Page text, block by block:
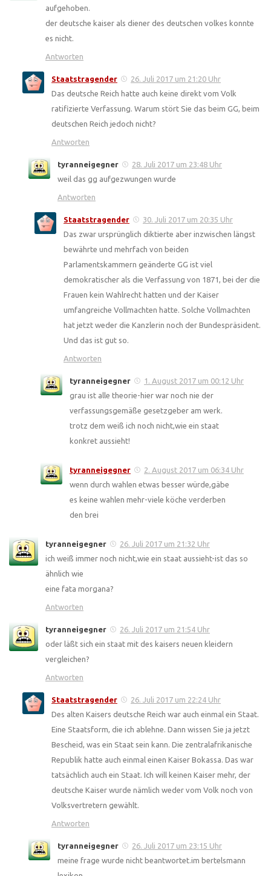
aufgehoben.
der deutsche kaiser als diener des deutschen volkes konnte
es nicht.
Antworten
Staatstragender
26. Juli 2017 um 21:20 Uhr
Das deutsche Reich hatte auch keine direkt vom Volk
ratifizierte Verfassung. Warum stört Sie das beim GG, beim
deutschen Reich jedoch nicht?
Antworten
tyranneigegner
28. Juli 2017 um 23:48 Uhr
weil das gg aufgezwungen wurde
Antworten
Staatstragender
30. Juli 2017 um 20:35 Uhr
Das zwar ursprünglich diktierte aber inzwischen längst
bewährte und mehrfach von beiden
Parlamentskammern geänderte GG ist viel
demokratischer als die Verfassung von 1871, bei der die
Frauen kein Wahlrecht hatten und der Kaiser
umfangreiche Vollmachten hatte. Solche Vollmachten
hat jetzt weder die Kanzlerin noch der Bundespräsident.
Und das ist gut so.
Antworten
tyranneigegner
1. August 2017 um 00:12 Uhr
grau ist alle theorie-hier war noch nie der
verfassungsgemäße gesetzgeber am werk.
trotz dem weiß ich noch nicht,wie ein staat
konkret aussieht!
tyranneigegner
2. August 2017 um 06:34 Uhr
wenn durch wahlen etwas besser würde,gäbe
es keine wahlen mehr-viele köche verderben
den brei
tyranneigegner
26. Juli 2017 um 21:32 Uhr
ich weiß immer noch nicht,wie ein staat aussieht-ist das so
ähnlich wie
eine fata morgana?
Antworten
tyranneigegner
26. Juli 2017 um 21:54 Uhr
oder läßt sich ein staat mit des kaisers neuen kleidern
vergleichen?
Antworten
Staatstragender
26. Juli 2017 um 22:24 Uhr
Des alten Kaisers deutsche Reich war auch einmal ein Staat.
Eine Staatsform, die ich ablehne. Dann wissen Sie ja jetzt
Bescheid, was ein Staat sein kann. Die zentralafrikanische
Republik hatte auch einmal einen Kaiser Bokassa. Das war
tatsächlich auch ein Staat. Ich will keinen Kaiser mehr, der
deutsche Kaiser wurde nämlich weder vom Volk noch von
Volksvertretern gewählt.
Antworten
tyranneigegner
26. Juli 2017 um 23:15 Uhr
meine frage wurde nicht beantwortet.im bertelsmann